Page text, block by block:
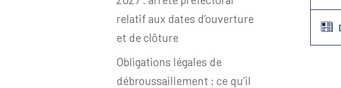
relatif aux dates d’ouverture
et de clôture
Obligations légales de
débroussaillement : ce qu’il